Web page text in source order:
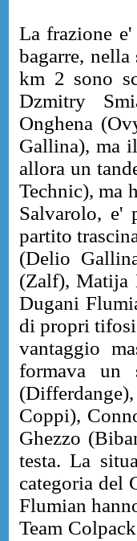
La frazione
bagarre,
km 2 sono
Dzmitry
Onghena
Gallina), ma
allora un
Technic), ma
Salvarolo, e'
partito
(Delio
(Zalf), Matija
Dugani
di propri
vantaggio
formava un
Coppi),
Ghezzo
testa. La
categoria del
Flumian
Team